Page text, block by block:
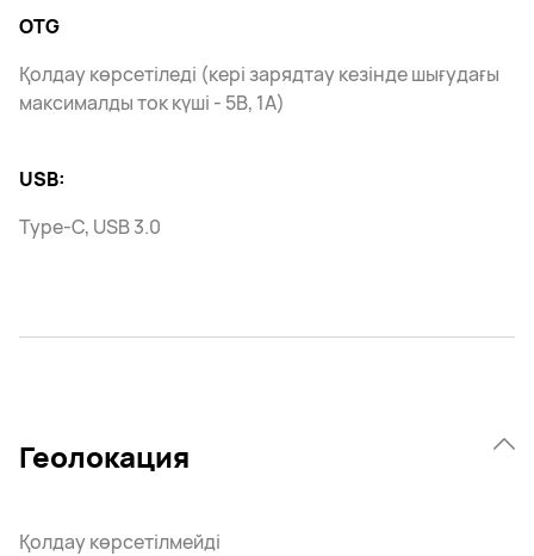
OTG
Қолдау көрсетіледі (кері зарядтау кезінде шығудағы
максималды ток күші - 5В, 1А)
USB:
Type-C, USB 3.0
Геолокация
Қолдау көрсетілмейді